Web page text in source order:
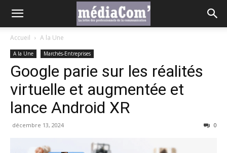
Accueil A la Une
A la Une Marchés-Entreprises
Google parie sur les réalités
virtuelle et augmentée et
lance Android XR
décembre 13, 2024 0